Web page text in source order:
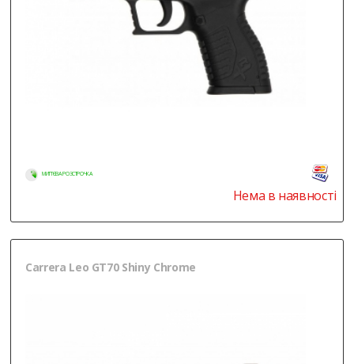
МИТТЄВА РОЗСТРОЧКА
Нема в наявності
Carrera Leo GT70 Shiny Chrome